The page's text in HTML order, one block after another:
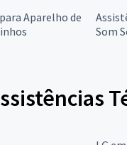
Aparelho de
Som